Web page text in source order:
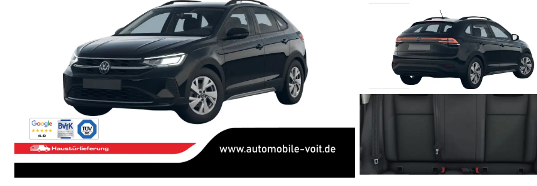
Matthias Voit
Festnetz
0961 381 762